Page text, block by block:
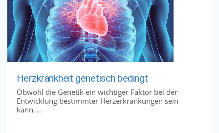
Herzkrankheit genetisch bedingt
Obwohl die Genetik ein wichtiger Faktor bei der
Entwicklung bestimmter Herzerkrankungen sein
kann,...